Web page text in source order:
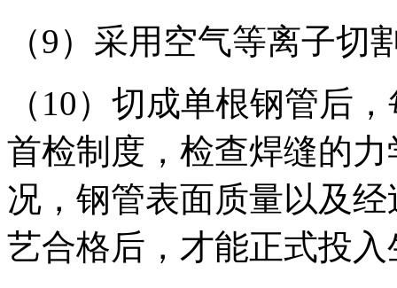
（9）采用空气等离子切
（10）切成单根钢管后
首检制度，检查焊缝的
况，钢管表面质量以及
艺合格后，才能正式投入